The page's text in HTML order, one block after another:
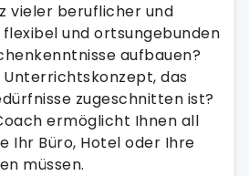
vieler beruflicher und
und ortsungebunden
aufbauen?
das
zugeschnitten ist?
ermöglicht Ihnen all
Ihr Büro, Hotel oder Ihre
müssen.